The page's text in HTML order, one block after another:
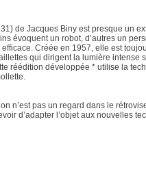
de Jacques Biny est presque un
évoquent un robot, d’autres un
Créée en 1957, elle est
qui dirigent la lumière intense
réédition développée * utilise la
n’est pas un regard dans le
d’adapter l’objet aux nouvelles